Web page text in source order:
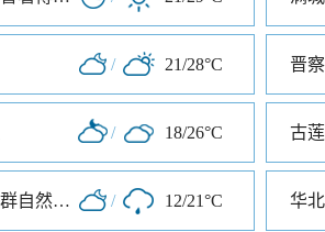
/ 21/28°C
/ 18/26°C 古
天生桥瀑布群自然风景区 / 12/21°C 华